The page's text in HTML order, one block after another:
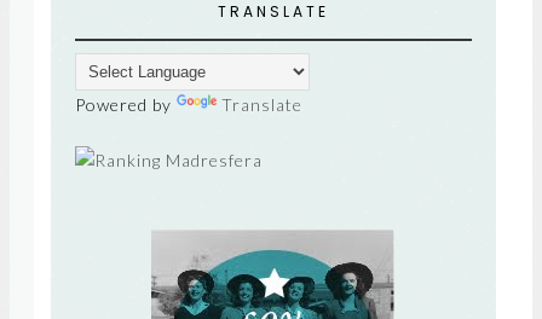
TRANSLATE
Powered by Translate